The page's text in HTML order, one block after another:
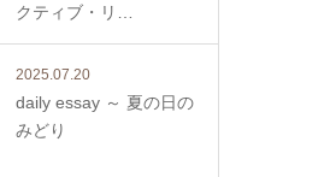
クティブ・リ…
2025.07.20
daily essay ～ 夏の日の
みどり